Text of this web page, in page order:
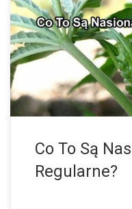
Regularne Nasiona
decydujące się […]
Co To Są
Regularne?